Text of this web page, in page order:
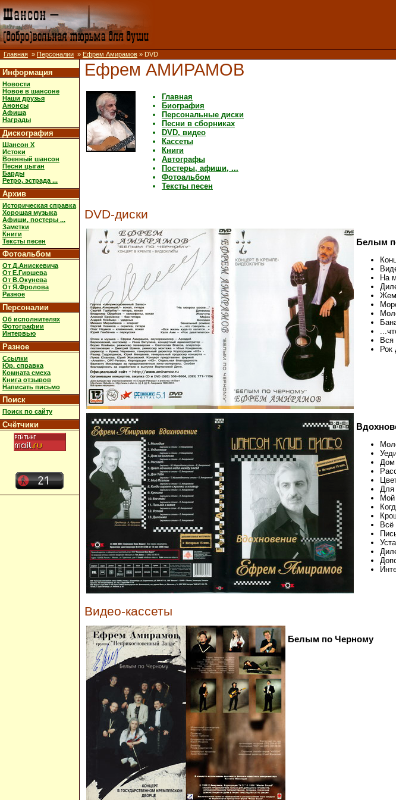
Главная » Персоналии » Ефрем Амирамов » DVD
Информация
Новости
Новое в шансоне
Наши друзья
Анонсы
Афиша
Награды
Дискография
Шансон X
Истоки
Военный шансон
Песни цыган
Барды
Ретро, эстрада ...
Архив
Историческая справка
Хорошая музыка
Афиши, постеры ...
Заметки
Книги
Тексты песен
Фотоальбом
От Д.Анискевича
От Е.Гиршева
От В.Окунева
От Я.Фролова
Разное
Персоналии
Об исполнителях
Фотографии
Интервью
Разное
Ссылки
Юр. справка
Комната смеха
Книга отзывов
Написать письмо
Поиск
Поиск по сайту
Счётчики
Ефрем АМИРАМОВ
Главная
Биография
Персональные диски
Песни в сборниках
DVD, видео
Кассеты
Книги
Автографы
Постеры, афиши, ...
Фотоальбом
Тексты песен
DVD-диски
Белым
На
Вся
Рок
Дом
Для
Всё
Видео-кассеты
Белым по Черному